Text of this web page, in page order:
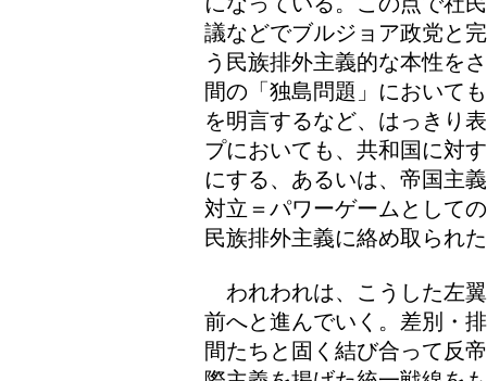
議などでブルジョア政党と
う民族排外主義的な本性を
間の「独島問題」において
を明言するなど、はっきり
プにおいても、共和国に対
にする、あるいは、帝国主
対立＝パワーゲームとして
民族排外主義に絡め取られ
われわれは、こうした左
前へと進んでいく。差別・
間たちと固く結び合って反